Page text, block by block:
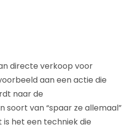
directe verkoop voor
aan een actie die
naar de
van “spaar ze allemaal”
het een techniek die